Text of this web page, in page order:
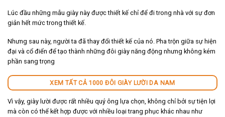
Lúc đầu những mẫu giày này được thiết kế chỉ để đi trong nhà với sự đơn
giản hết mức trong thiết kế.
Nhưng sau này, người ta đã thay đổi thiết kế của nó. Pha trộn giữa sự hiện
đại và cổ điển để tạo thành những đôi giày năng động nhưng không kém
phần sang trọng
XEM TẤT CẢ 1000 ĐÔI GIÀY LƯỜI DA NAM
Vì vậy, giày lười được rất nhiều quý ông lựa chọn, không chỉ bởi sự tiện lợi
mà còn có thể kết hợp được với nhiều loại trang phục khác nhau như